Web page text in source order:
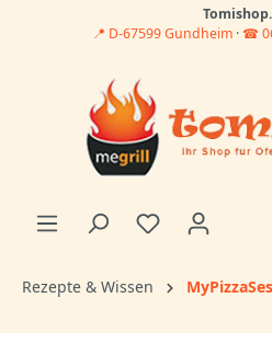
📍 D-67599 Gundheim · ☎
Rezepte & Wissen